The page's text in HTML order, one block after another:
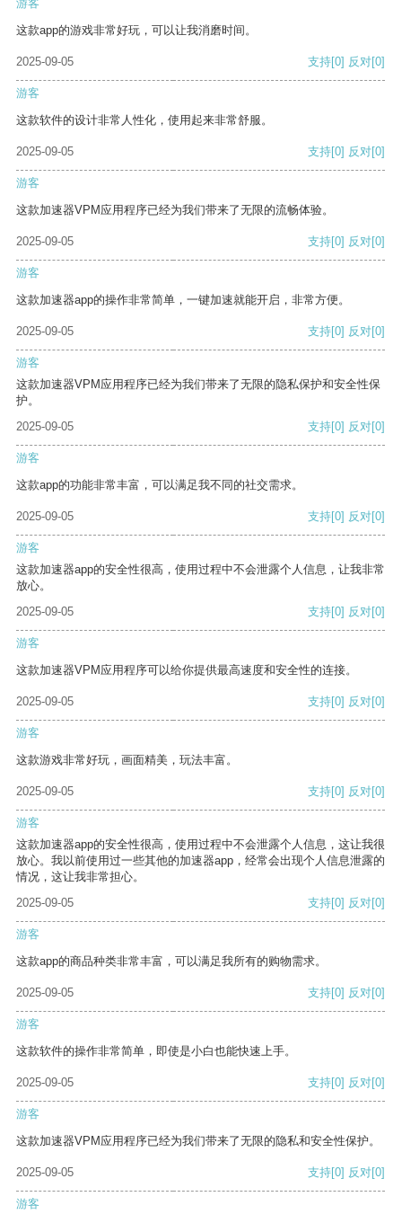
游客
这款app的游戏非常好玩，可以让我消磨时间。
2025-09-05 支持[0] 反对[0]
游客
这款软件的设计非常人性化，使用起来非常舒服。
2025-09-05 支持[0] 反对[0]
游客
这款加速器VPM应用程序已经为我们带来了无限的流畅体验。
2025-09-05 支持[0] 反对[0]
游客
这款加速器app的操作非常简单，一键加速就能开启，非常方便。
2025-09-05 支持[0] 反对[0]
游客
这款加速器VPM应用程序已经为我们带来了无限的隐私保护和安全性保
护。
2025-09-05
支持[0] 反对[0]
游客
这款app的功能非常丰富，可以满足我不同的社交需求。
2025-09-05 支持[0] 反对[0]
游客
这款加速器app的安全性很高，使用过程中不会泄露个人信息，让我非常
放心。
2025-09-05
支持[0] 反对[0]
游客
这款加速器VPM应用程序可以给你提供最高速度和安全性的连接。
2025-09-05 支持[0] 反对[0]
游客
这款游戏非常好玩，画面精美，玩法丰富。
2025-09-05 支持[0] 反对[0]
游客
这款加速器app的安全性很高，使用过程中不会泄露个人信息，这让我很
放心。我以前使用过一些其他的加速器app，经常会出现个人信息泄露的
情况，这让我非常担心。
2025-09-05
支持[0] 反对[0]
游客
这款app的商品种类非常丰富，可以满足我所有的购物需求。
2025-09-05 支持[0] 反对[0]
游客
这款软件的操作非常简单，即使是小白也能快速上手。
2025-09-05 支持[0] 反对[0]
游客
这款加速器VPM应用程序已经为我们带来了无限的隐私和安全性保护。
2025-09-05 支持[0] 反对[0]
游客